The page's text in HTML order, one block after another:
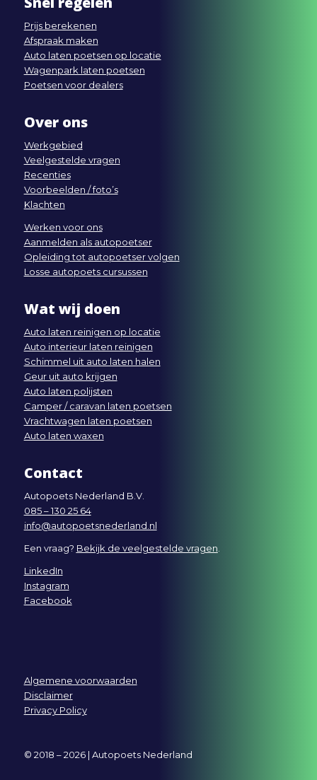
Prijs berekenen
Afspraak maken
Auto laten poetsen op locatie
Wagenpark laten poetsen
Poetsen voor dealers
Over ons
Werkgebied
Veelgestelde vragen
Recenties
Voorbeelden / foto’s
Klachten
Werken voor ons
Aanmelden als autopoetser
Opleiding tot autopoetser volgen
Losse autopoets cursussen
Wat wij doen
Auto laten reinigen op locatie
Auto interieur laten reinigen
Schimmel uit auto laten halen
Geur uit auto krijgen
Auto laten polijsten
Camper / caravan laten poetsen
Vrachtwagen laten poetsen
Auto laten waxen
Contact
Autopoets Nederland B.V.
085 – 130 25 64
info@autopoetsnederland.nl
Een vraag? Bekijk de veelgestelde vragen
LinkedIn
Instagram
Facebook
© 2018 – 2026 | Autopoets Nederland
Algemene voorwaarden
Disclaimer
Privacy Policy